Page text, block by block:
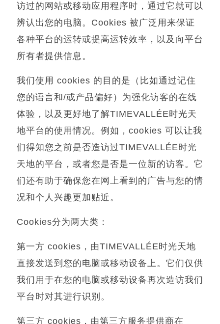
访过的网站或移动应用程序时，通过它就可以
辨认出您的电脑。 Cookies 被广泛用来保证
各种平台的运转或提高运转效率，以及向平台
所有者提供信息。
我们使用 cookies 的目的是（比如通过记住
您的语言和/或产品偏好）为强化访客的在线
体验，以及更好地了解TIMEVALLÉE时光天
地平台的使用情况。例如， cookies 可以让我
们得知您之前是否造访过TIMEVALLÉE时光
天地的平台，或者您是否是一位新的访客。它
们还有助于确保您在网上看到的广告与您的情
况和个人兴趣更加贴近。
Cookies分为两大类：
第一方 cookies ，由TIMEVALLÉE时光天地
直接发送到您的电脑或移动设备上。它们仅供
我们用于在您的电脑或移动设备再次造访我们
平台时对其进行识别。
第三方 cookies ，由第三方服务提供商在